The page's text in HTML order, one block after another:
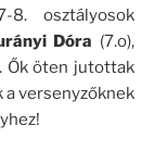
osztályosok
Dóra (7.o),
Ők öten jutottak
a versenyzőknek